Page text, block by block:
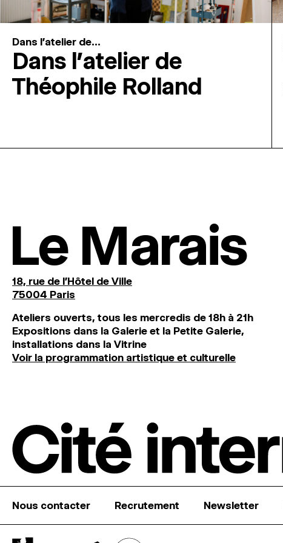
Dans l'atelier de...
Dans l’atelier de
Théophile Rolland
Le Marais
18, rue de l'Hôtel de Ville
75004 Paris
Ateliers ouverts, tous les mercredis de 18h à 21h
Expositions dans la Galerie et la Petite Galerie,
installations dans la Vitrine
Voir la programmation artistique et culturelle
Nous contacter Recrutement Newsletter